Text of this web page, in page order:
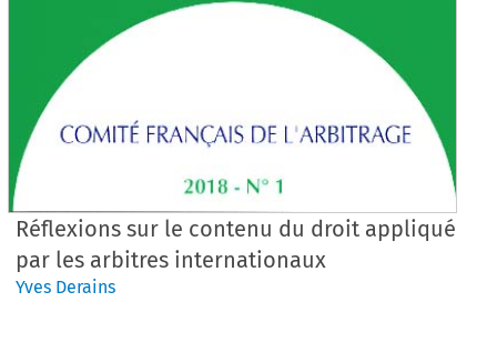
Réflexions sur le contenu du droit appliqué
par les arbitres internationaux
Yves Derains